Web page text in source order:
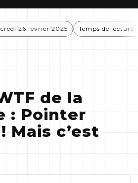
26 février 2025 Temps de lecture
+
de la
: Pointer
Mais c’est